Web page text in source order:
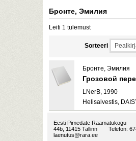
Бронте, Эмилия
Leiti 1 tulemust
Sorteeri
Бронте, Эмилия
Грозовой
LNerB, 1990
Helisalvestis,
Eesti Pimedate Raamatukogu
44b, 11415 Tallinn
Telefon:
laenutus@rara.ee